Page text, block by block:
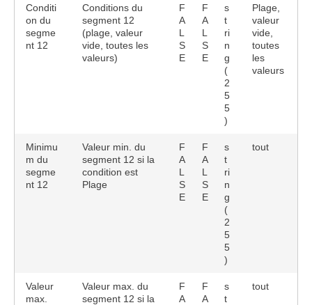
Conditi
on du
segme
nt 12
Conditions du
segment 12
(plage, valeur
vide, toutes les
valeurs)
F
A
L
S
E
F
A
L
S
E
s
t
ri
n
g
(
2
5
5
)
Plage,
valeur
vide,
toutes
les
valeurs
Minimu
m du
segme
nt 12
Valeur min. du
segment 12 si la
condition est
Plage
F
A
L
S
E
F
A
L
S
E
s
t
ri
n
g
(
2
5
5
)
tout
Valeur
max.
Valeur max. du
segment 12 si la
F
A
F
A
s
t
tout